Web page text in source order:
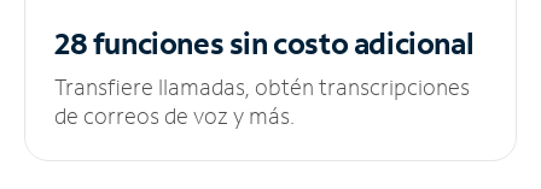
28 funciones sincosto adicional
Transfiere llamadas, obtén transcripciones
de correos de voz y más.